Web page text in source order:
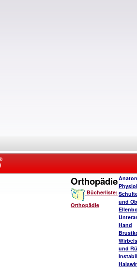
Orthopädie
Bücherliste:
Orthopädie
und
Hand
und